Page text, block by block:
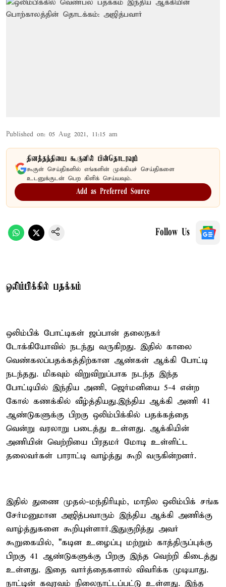
Published on: 05 Aug 2021, 11:15 am
தினத்தந்தியை கூகுளில் பின்தொடரவும்
கூகுள் செய்திகளில் எங்களின் முக்கியச் செய்திகளை
உடனுக்குடன் பெற கிளிக் செய்யவும்.
Add as Preferred Source
Follow Us
ஒலிம்பிக்கில் பதக்கம்
ஒலிம்பிக் போட்டிகள் ஜப்பான் தலைநகர்
டோக்கியோவில் நடந்து வருகிறது. இதில் காலை
வெண்கலப்பதக்கத்திற்கான ஆண்கள் ஆக்கி போட்டி
நடந்தது. மிகவும் விறுவிறுப்பாக நடந்த இந்த
போட்டியில் இந்திய அணி, ஜெர்மனியை 5-4 என்ற
கோல் கணக்கில் வீழ்த்தியது.இந்திய ஆக்கி அணி 41
ஆண்டுகளுக்கு பிறகு ஒலிம்பிக்கில் பதக்கத்தை
வென்று வரலாறு படைத்து உள்ளது. ஆக்கியின்
அணியின் வெற்றியை பிரதமர் மோடி உள்ளிட்ட
தலைவர்கள் பாராட்டி வாழ்த்து கூறி வருகின்றனர்.
இதில் துணை முதல்-மந்திரியும், மாநில ஒலிம்பிக் சங்க
சேர்மனுமான அஜித்பவாரும் இந்திய ஆக்கி அணிக்கு
வாழ்த்துகளை கூறியுள்ளார்.இதுகுறித்து அவர்
கூறுகையில், "கடின உழைப்பு மற்றும் காத்திருப்புக்கு
பிறகு 41 ஆண்டுகளுக்கு பிறகு இந்த வெற்றி கிடைத்து
உள்ளது. இதை வார்த்தைகளால் விவரிக்க முடியாது.
நாட்டின் கவுரவம் நிலைநாட்டப்பட்டு உள்ளது. இந்த